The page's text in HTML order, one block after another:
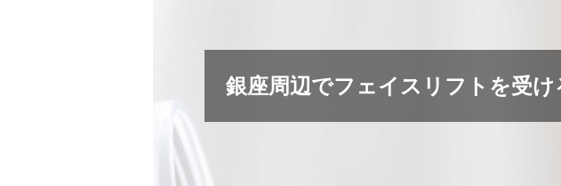
銀座周辺でフェイスリフトを受